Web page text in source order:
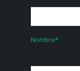
Nombre*